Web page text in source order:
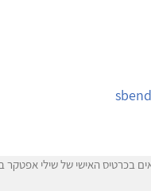
בכרטיס האישי של שילי אפטקר